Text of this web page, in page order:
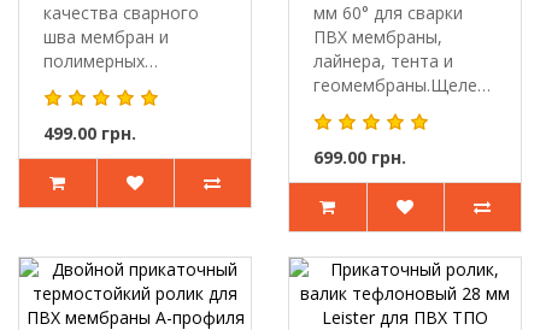
качества сварного
шва мембран и
полимерных
материалов.Крючок-
т..
499.00 грн.
лайнера, тента
мм 60° для сварки
ПВХ мембраны,
лайнера, тента и
геомембраны.Щелевая
насадка 107...
699.00 грн.